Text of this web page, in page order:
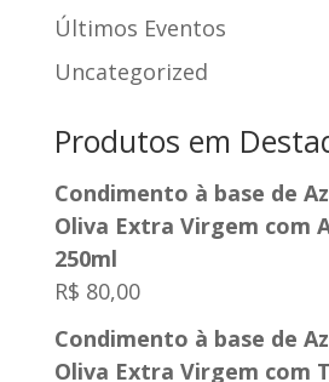
Últimos Eventos
Uncategorized
Produtos em
Condimento à base de
Oliva Extra Virgem com
250ml
R$ 80,00
Condimento à base de
Oliva Extra Virgem com